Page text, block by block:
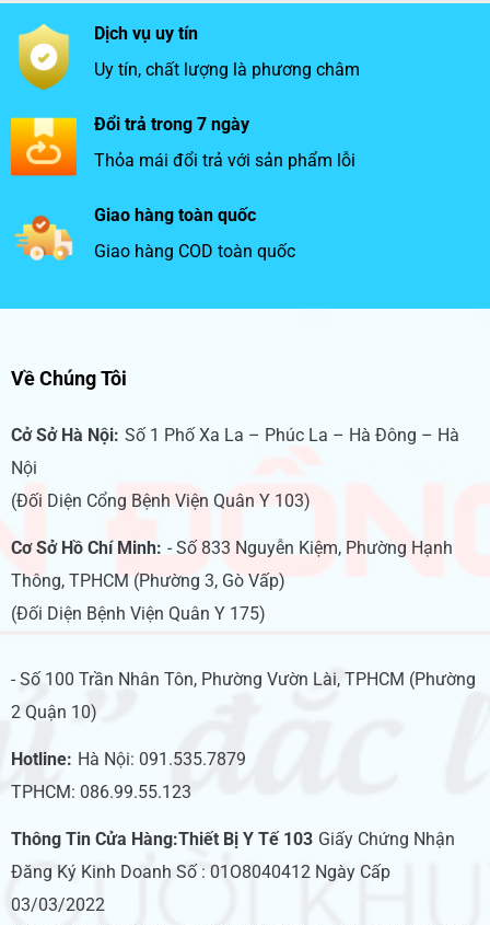
Dịch vụ uy tín
Uy tín, chất lượng là phương châm
Đổi trả trong 7 ngày
Thỏa mái đổi trả với sản phẩm lỗi
Giao hàng toàn quốc
Giao hàng COD toàn quốc
Về Chúng Tôi
Cở Sở Hà Nội: Số 1 Phố Xa La – Phúc La – Hà Đông – Hà
Nội
(Đối Diện Cổng Bệnh Viện Quân Y 103)
Cơ Sở Hồ Chí Minh: - Số 833 Nguyễn Kiệm, Phường Hạnh
Thông, TPHCM (Phường 3, Gò Vấp)
(Đối Diện Bệnh Viện Quân Y 175)
- Số 100 Trần Nhân Tôn, Phường Vườn Lài, TPHCM (Phường
2 Quận 10)
Hotline: Hà Nội: 091.535.7879
TPHCM: 086.99.55.123
Thông Tin Cửa Hàng:Thiết Bị Y Tế 103 Giấy Chứng Nhận
Đăng Ký Kinh Doanh Số : 01O8040412 Ngày Cấp
03/03/2022